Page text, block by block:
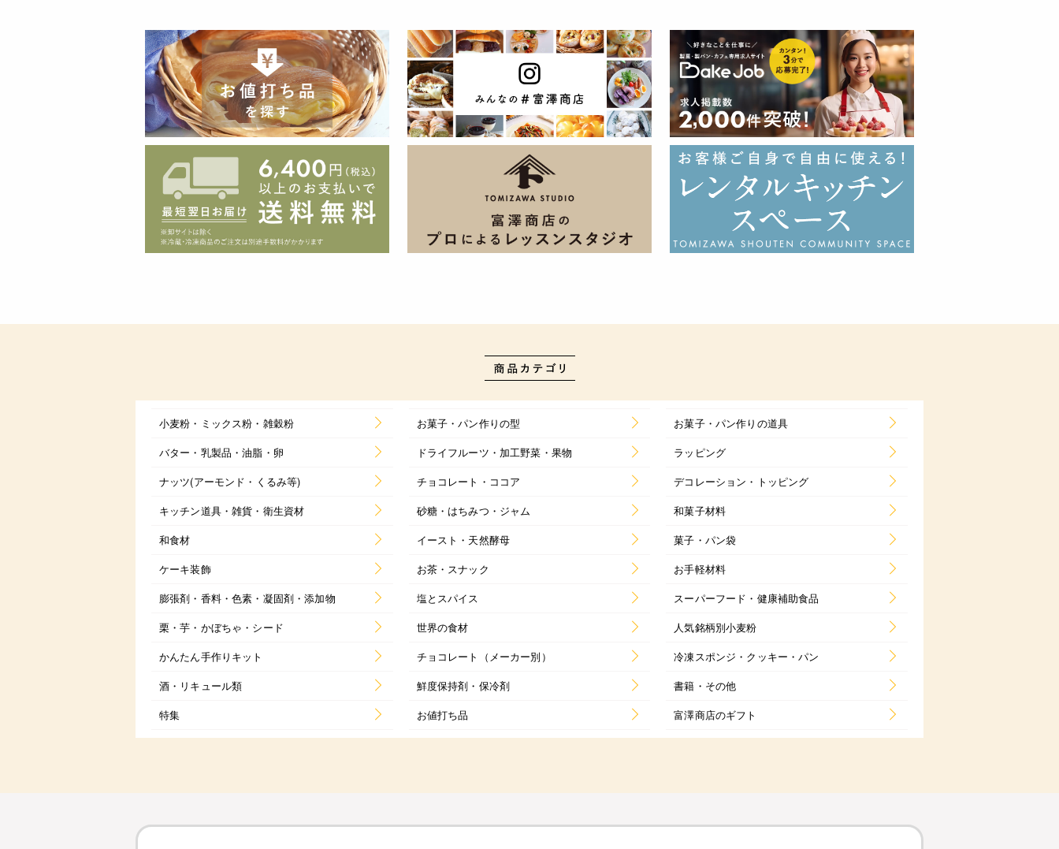
小麦粉・ミックス粉・雑穀粉 お菓子・パン作りの型
お菓子・パン作りの道具
バター・乳製品・油脂・卵
ドライフルーツ・加工野菜・果物
ラッピング
ナッツ(アーモンド・くるみ等)
チョコレート・ココア
デコレーション・トッピング
キッチン道具・雑貨・衛生資材
砂糖・はちみつ・ジャム
和菓子材料
和食材
イースト・天然酵母
菓子・パン袋
ケーキ装飾
お茶・スナック
お手軽材料
膨張剤・香料・色素・凝固剤・添加物
塩とスパイス
スーパーフード・健康補助食品
栗・芋・かぼちゃ・シード
世界の食材
人気銘柄別小麦粉
かんたん手作りキット
チョコレート（メーカー別）
冷凍スポンジ・クッキー・パン
酒・リキュール類
鮮度保持剤・保冷剤
書籍・その他
特集
お値打ち品 富澤商店のギフト